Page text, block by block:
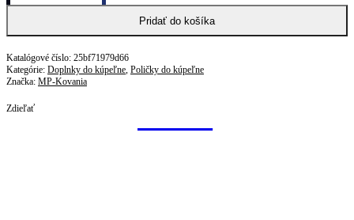
Pridať do košíka
25bf71979d66
Kategórie: Doplnky do kúpeľne, Poličky do kúpeľne
Značka: MP-Kovania
Zdieľať